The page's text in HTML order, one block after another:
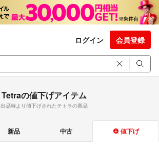
ログイン 会員登録
Tetraの値下げアイテム
出品時より値下げされたテトラの商品
新品 中古 値下げ